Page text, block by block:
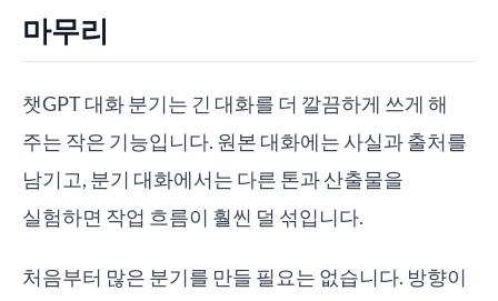
마무리
챗GPT 대화 분기는 긴 대화를 더 깔끔하게 쓰게 해
주는 작은 기능입니다. 원본 대화에는 사실과 출처를
남기고, 분기 대화에서는 다른 톤과 산출물을
실험하면 작업 흐름이 훨씬 덜 섞입니다.
처음부터 많은 분기를 만들 필요는 없습니다. 방향이